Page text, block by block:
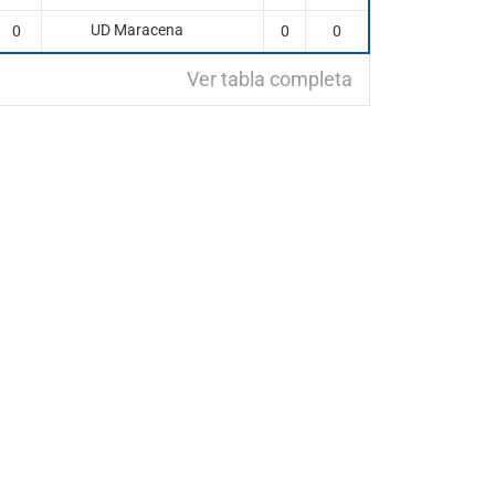
0 UD Maracena 0 0
Ver tabla completa